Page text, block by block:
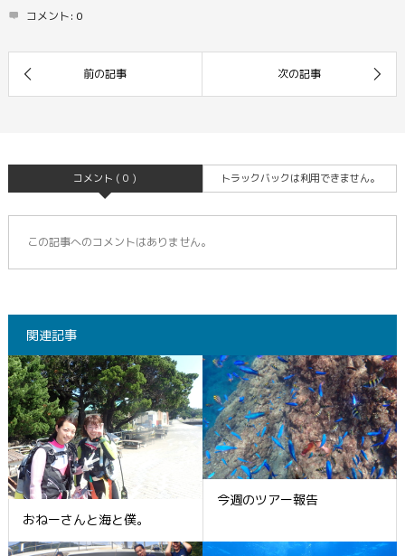
コメント: 0
コメント ( 0 ) トラックバックは利用できません。
この記事へのコメントはありません。
関連記事
おねーさんと海と僕。
今週のツアー報告